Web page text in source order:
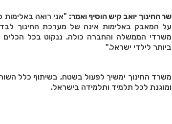
שר החינוך יואב קיש הוסיף ואמר: "אני רואה באלימות
על המאבק באלימות אינה של מערכת החינוך
משרדי הממשלה והחברה כולה. ננקוט בכל
ביותר לילדי ישראל."
משרד החינוך ימשיך לפעול בשטח, בשיתוף כלל
ומוגנת לכל תלמיד ותלמידה בישראל.